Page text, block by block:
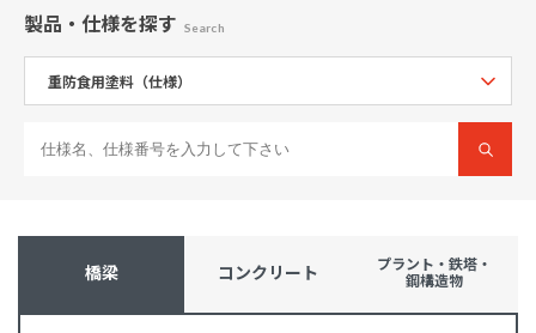
製品・仕様を探す Search
橋梁 コンクリート
プラント・鉄塔・
鋼構造物